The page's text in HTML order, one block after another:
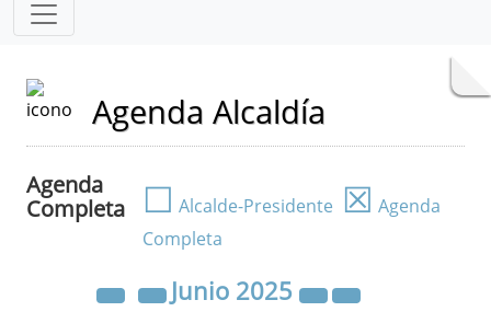
Agenda Alcaldía
Agenda
Completa
☐ Alcalde-Presidente ☒ Agenda
Completa
Junio 2025